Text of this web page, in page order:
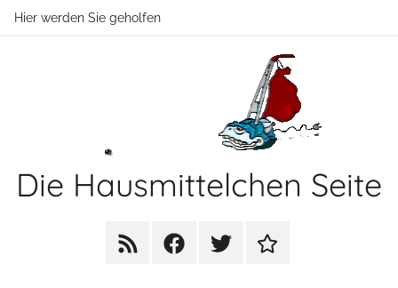
ZumHier werden Sie geholfen
Die Hausmittelchen Seite
RSS FacebookTwitter Newsletter